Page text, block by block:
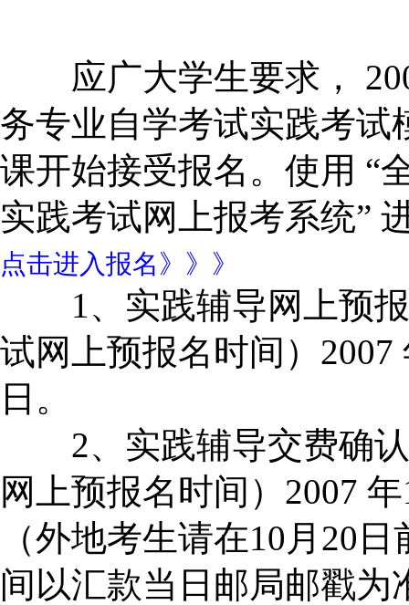
应广大学生要求，
务专业自学考试实践考试
课开始接受报名。使用 “
实践考试网上报考系统”
点击进入报名》》》
1、实践辅导网上预报
试网上预报名时间）2007
日。
2、实践辅导交费确认
网上预报名时间）2007
（外地考生请在10月20
间以汇款当日邮局邮戳为